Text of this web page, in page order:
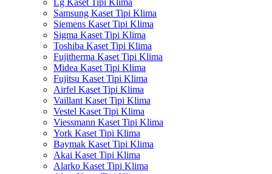
Lg Kaset Tipi Klima
Samsung Kaset Tipi Klima
Siemens Kaset Tipi Klima
Sigma Kaset Tipi Klima
Toshiba Kaset Tipi Klima
Fujitherma Kaset Tipi Klima
Midea Kaset Tipi Klima
Fujitsu Kaset Tipi Klima
Airfel Kaset Tipi Klima
Vaillant Kaset Tipi Klima
Vestel Kaset Tipi Klima
Viessmann Kaset Tipi Klima
York Kaset Tipi Klima
Baymak Kaset Tipi Klima
Akai Kaset Tipi Klima
Alarko Kaset Tipi Klima